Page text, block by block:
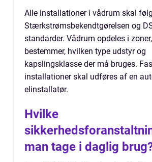
Alle installationer i vådrum skal
Stærkstrømsbekendtgørelsen og
standarder. Vådrum opdeles i
bestemmer, hvilken type udstyr og
kapslingsklasse der må bruges.
installationer skal udføres af en
elinstallatør.
Hvilke
man tage i daglig